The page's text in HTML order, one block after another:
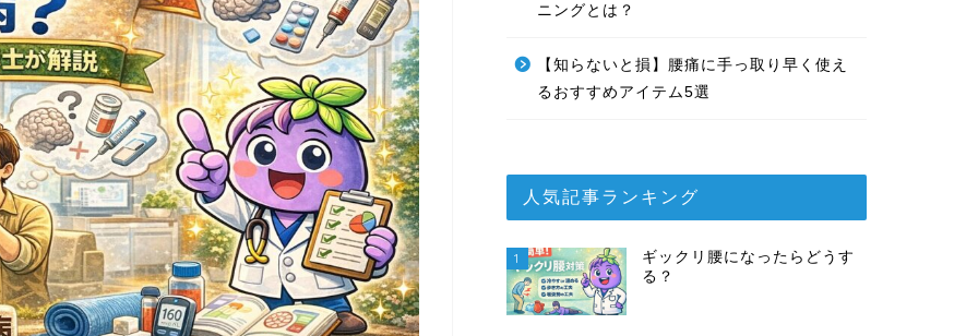
ニングとは？
【知らないと損】腰痛に手っ取り早く使え
るおすすめアイテム5選
人気記事ランキング
1
ギックリ腰になったらどうす
る？